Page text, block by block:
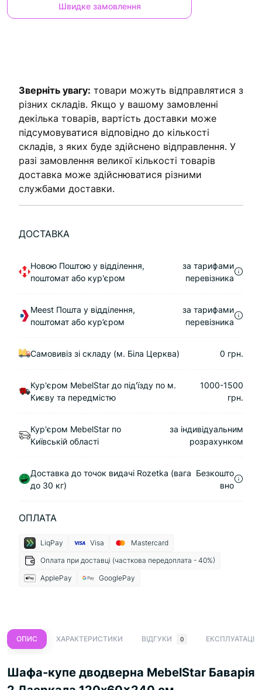
Швидке замовлення
Зверніть увагу: товари можуть відправлятися з
різних складів. Якщо у вашому замовленні
декілька товарів, вартість доставки може
підсумовуватися відповідно до кількості
складів, з яких буде здійснено відправлення. У
разі замовлення великої кількості товарів
доставка може здійснюватися різними
службами доставки.
ДОСТАВКА
Новою Поштою у відділення,
поштомат або кур'єром
за тарифами
перевізника
Meest Пошта у відділення,
поштомат або кур’єром
за тарифами
перевізника
Самовивіз зі складу (м. Біла Церква) 0 грн.
Кур'єром MebelStar до під'їзду по м.
Києву та передмістю
1000-1500
грн.
Кур'єром MebelStar по
Київській області
за індивідуальним
розрахунком
Доставка до точок видачі Rozetka (вага
до 30 кг)
Безкошто
вно
ОПЛАТА
LiqPay Visa
Mastercard
Оплата при доставці (часткова передоплата - 40%)
ApplePay
GooglePay
ОПИС ХАРАКТЕРИСТИКИ ВІДГУКИ 0 ЕКСПЛУАТАЦІЯ
Шафа-купе дводверна MebelStar Баварія